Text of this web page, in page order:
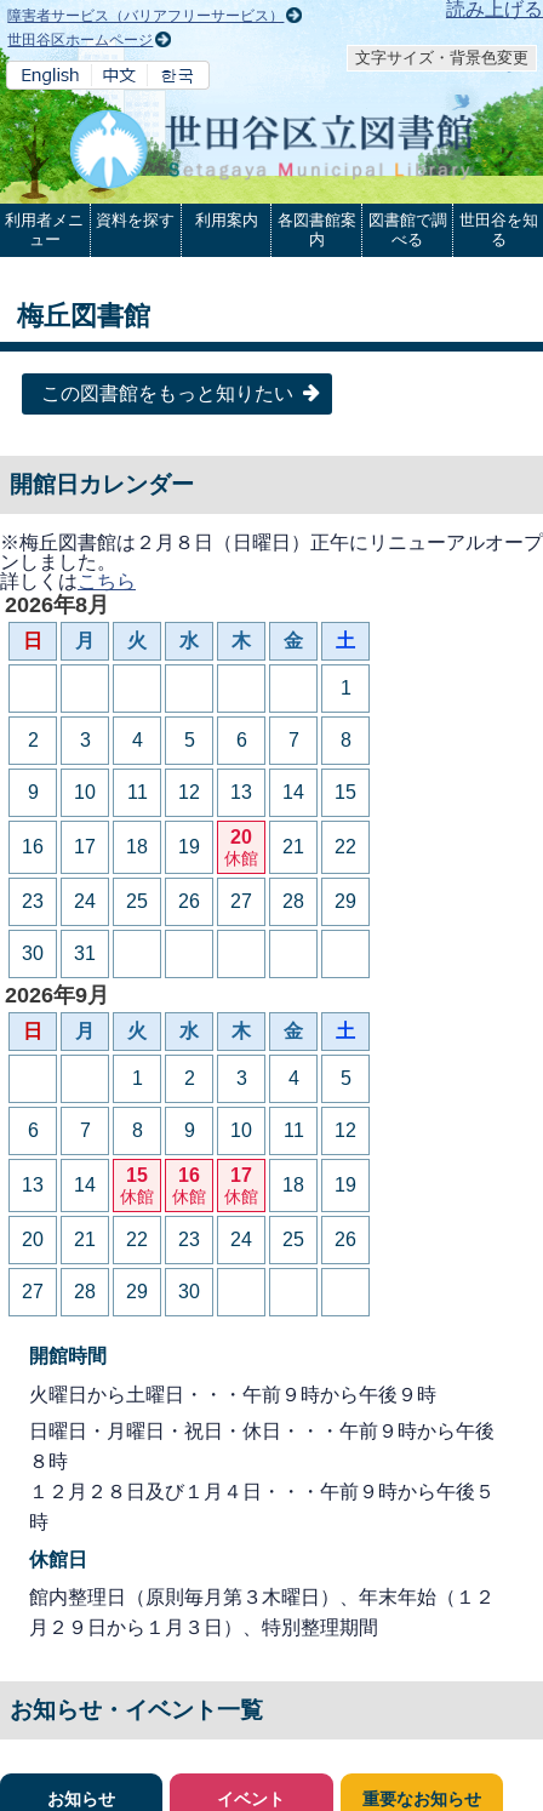
本文へ 読み上げる
障害者サービス（バリアフリーサービス）
世田谷区ホームページ
文字サイズ・背景色変更
利用者メニ
ュー
資料を探す 利用案内
各図書館案
内
図書館で調
べる
世田谷を知
る
梅丘図書館
この図書館をもっと知りたい
開館日カレンダー
※梅丘図書館は２月８日（日曜日）正午にリニューアルオープ
ンしました。
詳しくはこちら
2026年8月
日 月 火 水 木 金 土
1
2 3 4 5 6 7 8
9 10 11 12 13 14 15
16 17 18 19 20
休館
21 22
23 24 25 26 27 28 29
30 31
2026年9月
日 月 火 水 木 金 土
1 2 3 4 5
6 7 8 9 10 11 12
13 14 15
休館
16
休館
17
休館
18 19
20 21 22 23 24 25 26
27 28 29 30
開館時間
火曜日から土曜日・・・午前９時から午後９時
日曜日・月曜日・祝日・休日・・・午前９時から午後
８時
１２月２８日及び１月４日・・・午前９時から午後５
時
休館日
館内整理日（原則毎月第３木曜日）、年末年始（１２
月２９日から１月３日）、特別整理期間
お知らせ・イベント一覧
お知らせ イベント 重要なお知らせ